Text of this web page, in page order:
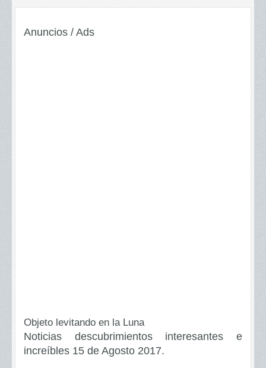
Anuncios / Ads
Objeto levitando en la Luna
Noticias descubrimientos interesantes e
increíbles 15 de Agosto 2017.